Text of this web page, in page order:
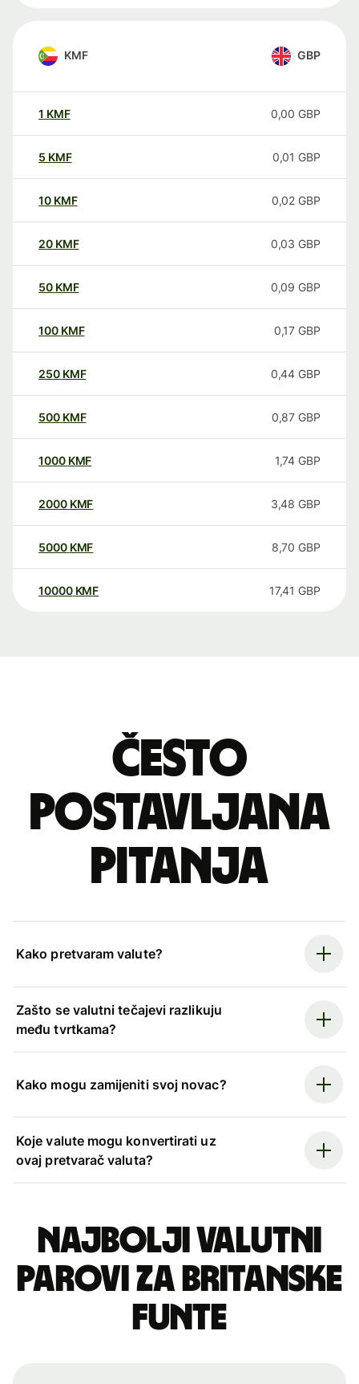
KMF GBP
1 KMF 0,00 GBP
5 KMF 0,01 GBP
10 KMF 0,02 GBP
20 KMF 0,03 GBP
50 KMF 0,09 GBP
100 KMF 0,17 GBP
250 KMF 0,44 GBP
500 KMF 0,87 GBP
1000 KMF 1,74 GBP
2000 KMF 3,48 GBP
5000 KMF 8,70 GBP
10000 KMF 17,41 GBP
Često
postavljana
pitanja
Kako pretvaram valute?
Zašto se valutni tečajevi razlikuju
među tvrtkama?
Kako mogu zamijeniti svoj novac?
Koje valute mogu konvertirati uz
ovaj pretvarač valuta?
Najbolji valutni
parovi za britanske
funte